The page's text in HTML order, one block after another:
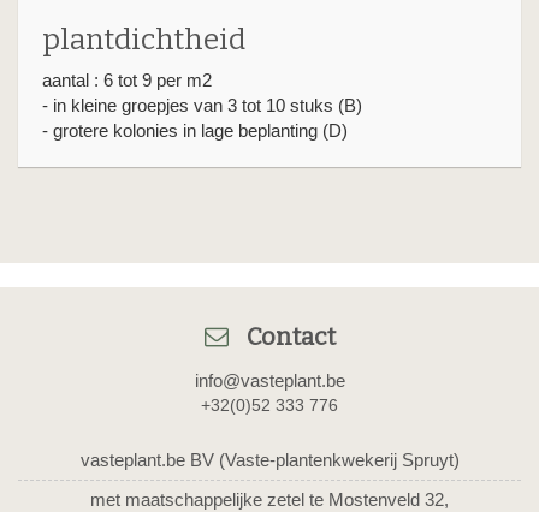
plantdichtheid
aantal : 6 tot 9 per m2
- in kleine groepjes van 3 tot 10 stuks (B)
- grotere kolonies in lage beplanting (D)
Contact
info@vasteplant.be
+32(0)52 333 776
vasteplant.be BV (Vaste-plantenkwekerij Spruyt)
met maatschappelijke zetel te Mostenveld 32,